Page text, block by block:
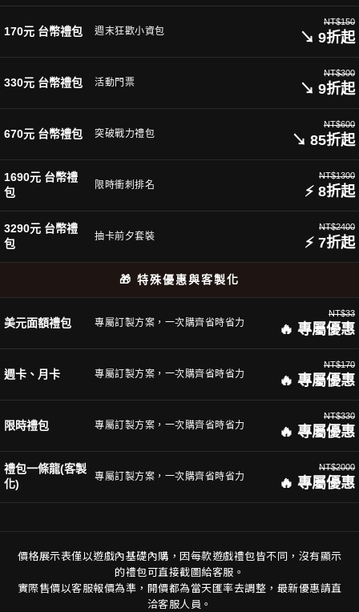
170元 台幣禮包 週末狂歡小資包
NT$150
↘ 9折起
330元 台幣禮包 活動門票
NT$300
↘ 9折起
670元 台幣禮包 突破戰力禮包
NT$600
↘ 85折起
1690元 台幣禮
包
限時衝刺排名
NT$1300
⚡ 8折起
3290元 台幣禮
包
抽卡前夕套裝
NT$2400
⚡ 7折起
🎁 特殊優惠與客製化
美元面額禮包 專屬訂製方案，一次購齊省時省力
NT$33
🔥 專屬優惠
週卡、月卡 專屬訂製方案，一次購齊省時省力
NT$170
🔥 專屬優惠
限時禮包 專屬訂製方案，一次購齊省時省力
NT$330
🔥 專屬優惠
禮包一條龍(客製
化)
專屬訂製方案，一次購齊省時省力
NT$2000
🔥 專屬優惠
價格展示表僅以遊戲內基礎內購，因每款遊戲禮包皆不同，沒有顯示
的禮包可直接截圖給客服。
實際售價以客服報價為準，開價都為當天匯率去調整，最新優惠請直
洽客服人員。
剛剛 陳**豪 購買了 3290元 禮包